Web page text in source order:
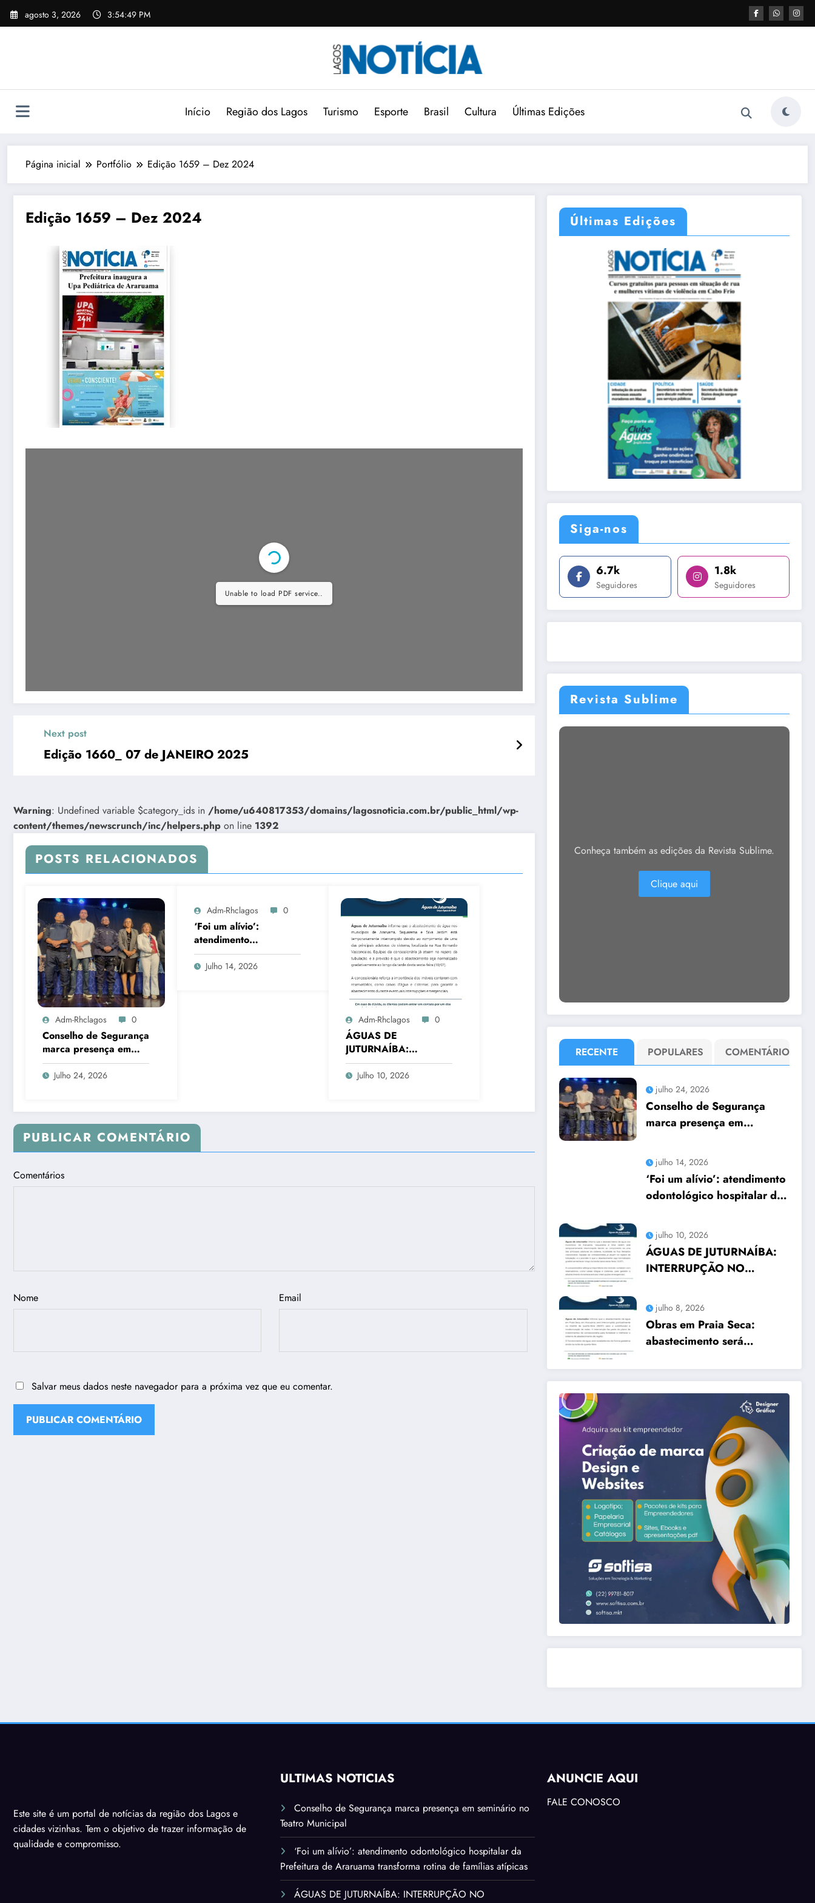
agosto 3, 2026 3:54:49 PM
Início Região dos Lagos Turismo Esporte Brasil Cultura Últimas Edições
Página inicial Portfólio Edição 1659 – Dez 2024
Edição 1659 – Dez 2024
Unable to load PDF service..
Next post
Edição 1660_ 07 de JANEIRO 2025
Warning: Undefined variable $category_ids in /home/u640817353/domains/lagosnoticia.com.br/public_html/wp-
content/themes/newscrunch/inc/helpers.php on line 1392
POSTS RELACIONADOS
Adm-Rhclagos 0
Conselho de Segurança
marca presença em
seminário no Teatro
Municipal
Julho 24, 2026
Adm-Rhclagos 0
‘Foi um alívio’:
atendimento
odontológico hospitalar
da Prefeitura de
Julho 14, 2026
Adm-Rhclagos 0
ÁGUAS DE
JUTURNAÍBA:
INTERRUPÇÃO NO
ABASTECIMENTO EM
Julho 10, 2026
PUBLICAR COMENTÁRIO
Comentários
Nome Email
Salvar meus dados neste navegador para a próxima vez que eu comentar.
Últimas Edições
Siga-nos
6.7k
Seguidores
1.8k
Seguidores
Revista Sublime
Conheça também as edições da Revista Sublime.
Clique aqui
RECENTE POPULARES COMENTÁRIO
julho 24, 2026
Conselho de Segurança
marca presença em
Municipal
julho 14, 2026
‘Foi um alívio’: atendimento
odontológico hospitalar da
transforma rotina de
famílias atípicas
julho 10, 2026
ÁGUAS DE JUTURNAÍBA:
INTERRUPÇÃO NO
TRÊS CIDADES
julho 8, 2026
Obras em Praia Seca:
abastecimento será
Este site é um portal de notícias da região dos Lagos e
cidades vizinhas. Tem o objetivo de trazer informação de
qualidade e compromisso.
ÚLTIMAS NOTÍCIAS
Conselho de Segurança marca presença em seminário no
Teatro Municipal
‘Foi um alívio’: atendimento odontológico hospitalar da
Prefeitura de Araruama transforma rotina de famílias atípicas
ÁGUAS DE JUTURNAÍBA: INTERRUPÇÃO NO
ANUNCIE AQUI
FALE CONOSCO